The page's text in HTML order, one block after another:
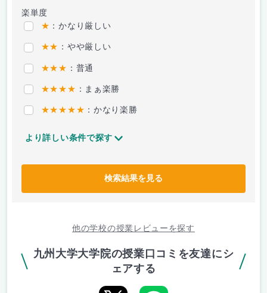
楽単度
★ ：かなり厳しい
★★ ：やや厳しい
★★★ ：普通
★★★★ ：まぁ楽勝
★★★★★ ：かなり楽勝
より詳しい条件で探す
検索結果を見る
他の学校の授業レビューを探す
九州大学大学院の授業口コミを友達にシ
ェアする